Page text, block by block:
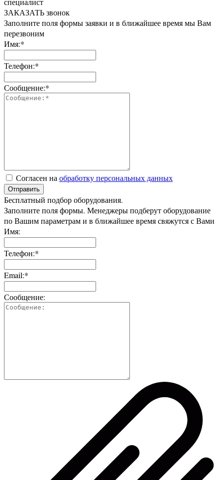
ЗАКАЗАТЬ звонок
Заполните поля формы заявки и в ближайшее время мы Вам
перезвоним
Имя:*
Телефон:*
Сообщение:*
Согласен на обработку персональных данных
Отправить
Бесплатный подбор оборудования.
Заполните поля формы. Менеджеры подберут оборудование
по Вашим параметрам и в ближайшее время свяжутся с Вами
Имя:
Телефон:*
Email:*
Сообщение: